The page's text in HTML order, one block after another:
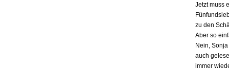
Jetzt muss
zu den
Aber so
Nein,
auch
immer